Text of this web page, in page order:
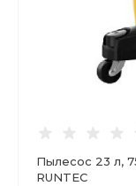
Пылесос 23 л,
RUNTEC